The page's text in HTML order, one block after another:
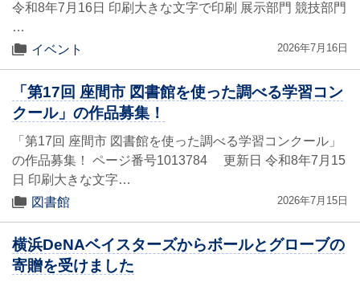
令和8年7月16日 印刷大きな文字で印刷 展示部門 競技部門
…
イベント
2026年7月16日
「第17回 座間市 図書館を使った調べる学習コン
クール」の作品募集！
「第17回 座間市 図書館を使った調べる学習コンクール」
の作品募集！ ページ番号1013784 更新日 令和8年7月15
日 印刷大きな文字…
図書館
2026年7月15日
横浜DeNAベイスターズからボールとグローブの
寄贈を受けました